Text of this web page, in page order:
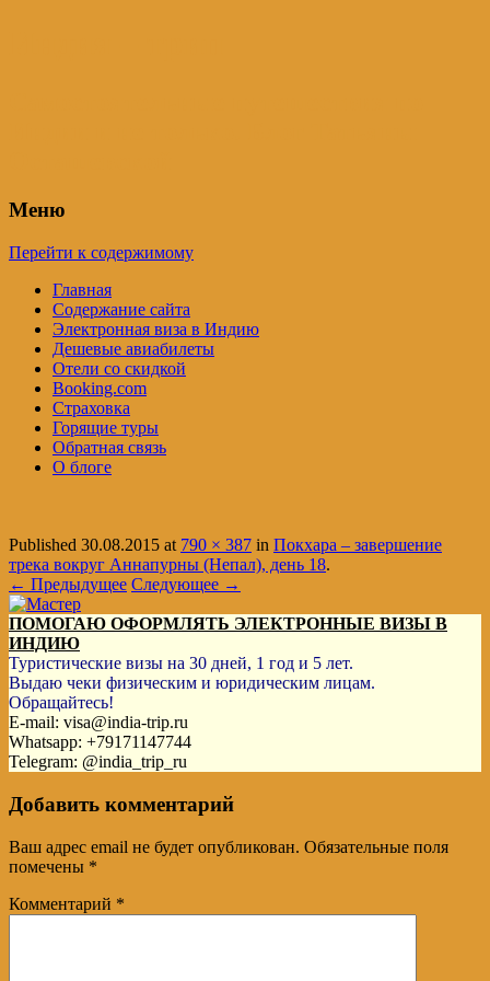
Меню
Перейти к содержимому
Главная
Содержание сайта
Электронная виза в Индию
Дешевые авиабилеты
Отели со скидкой
Booking.com
Страховка
Горящие туры
Обратная связь
О блоге
Published 30.08.2015 at 790 × 387 in Покхара – завершение
трека вокруг Аннапурны (Непал), день 18.
← Предыдущее Следующее →
ПОМОГАЮ ОФОРМЛЯТЬ ЭЛЕКТРОННЫЕ ВИЗЫ В
ИНДИЮ
Туристические визы на 30 дней, 1 год и 5 лет.
Выдаю чеки физическим и юридическим лицам.
Обращайтесь!
E-mail: visa@india-trip.ru
Whatsapp: +79171147744
Telegram: @india_trip_ru
Добавить комментарий
Ваш адрес email не будет опубликован. Обязательные поля
помечены *
Комментарий *